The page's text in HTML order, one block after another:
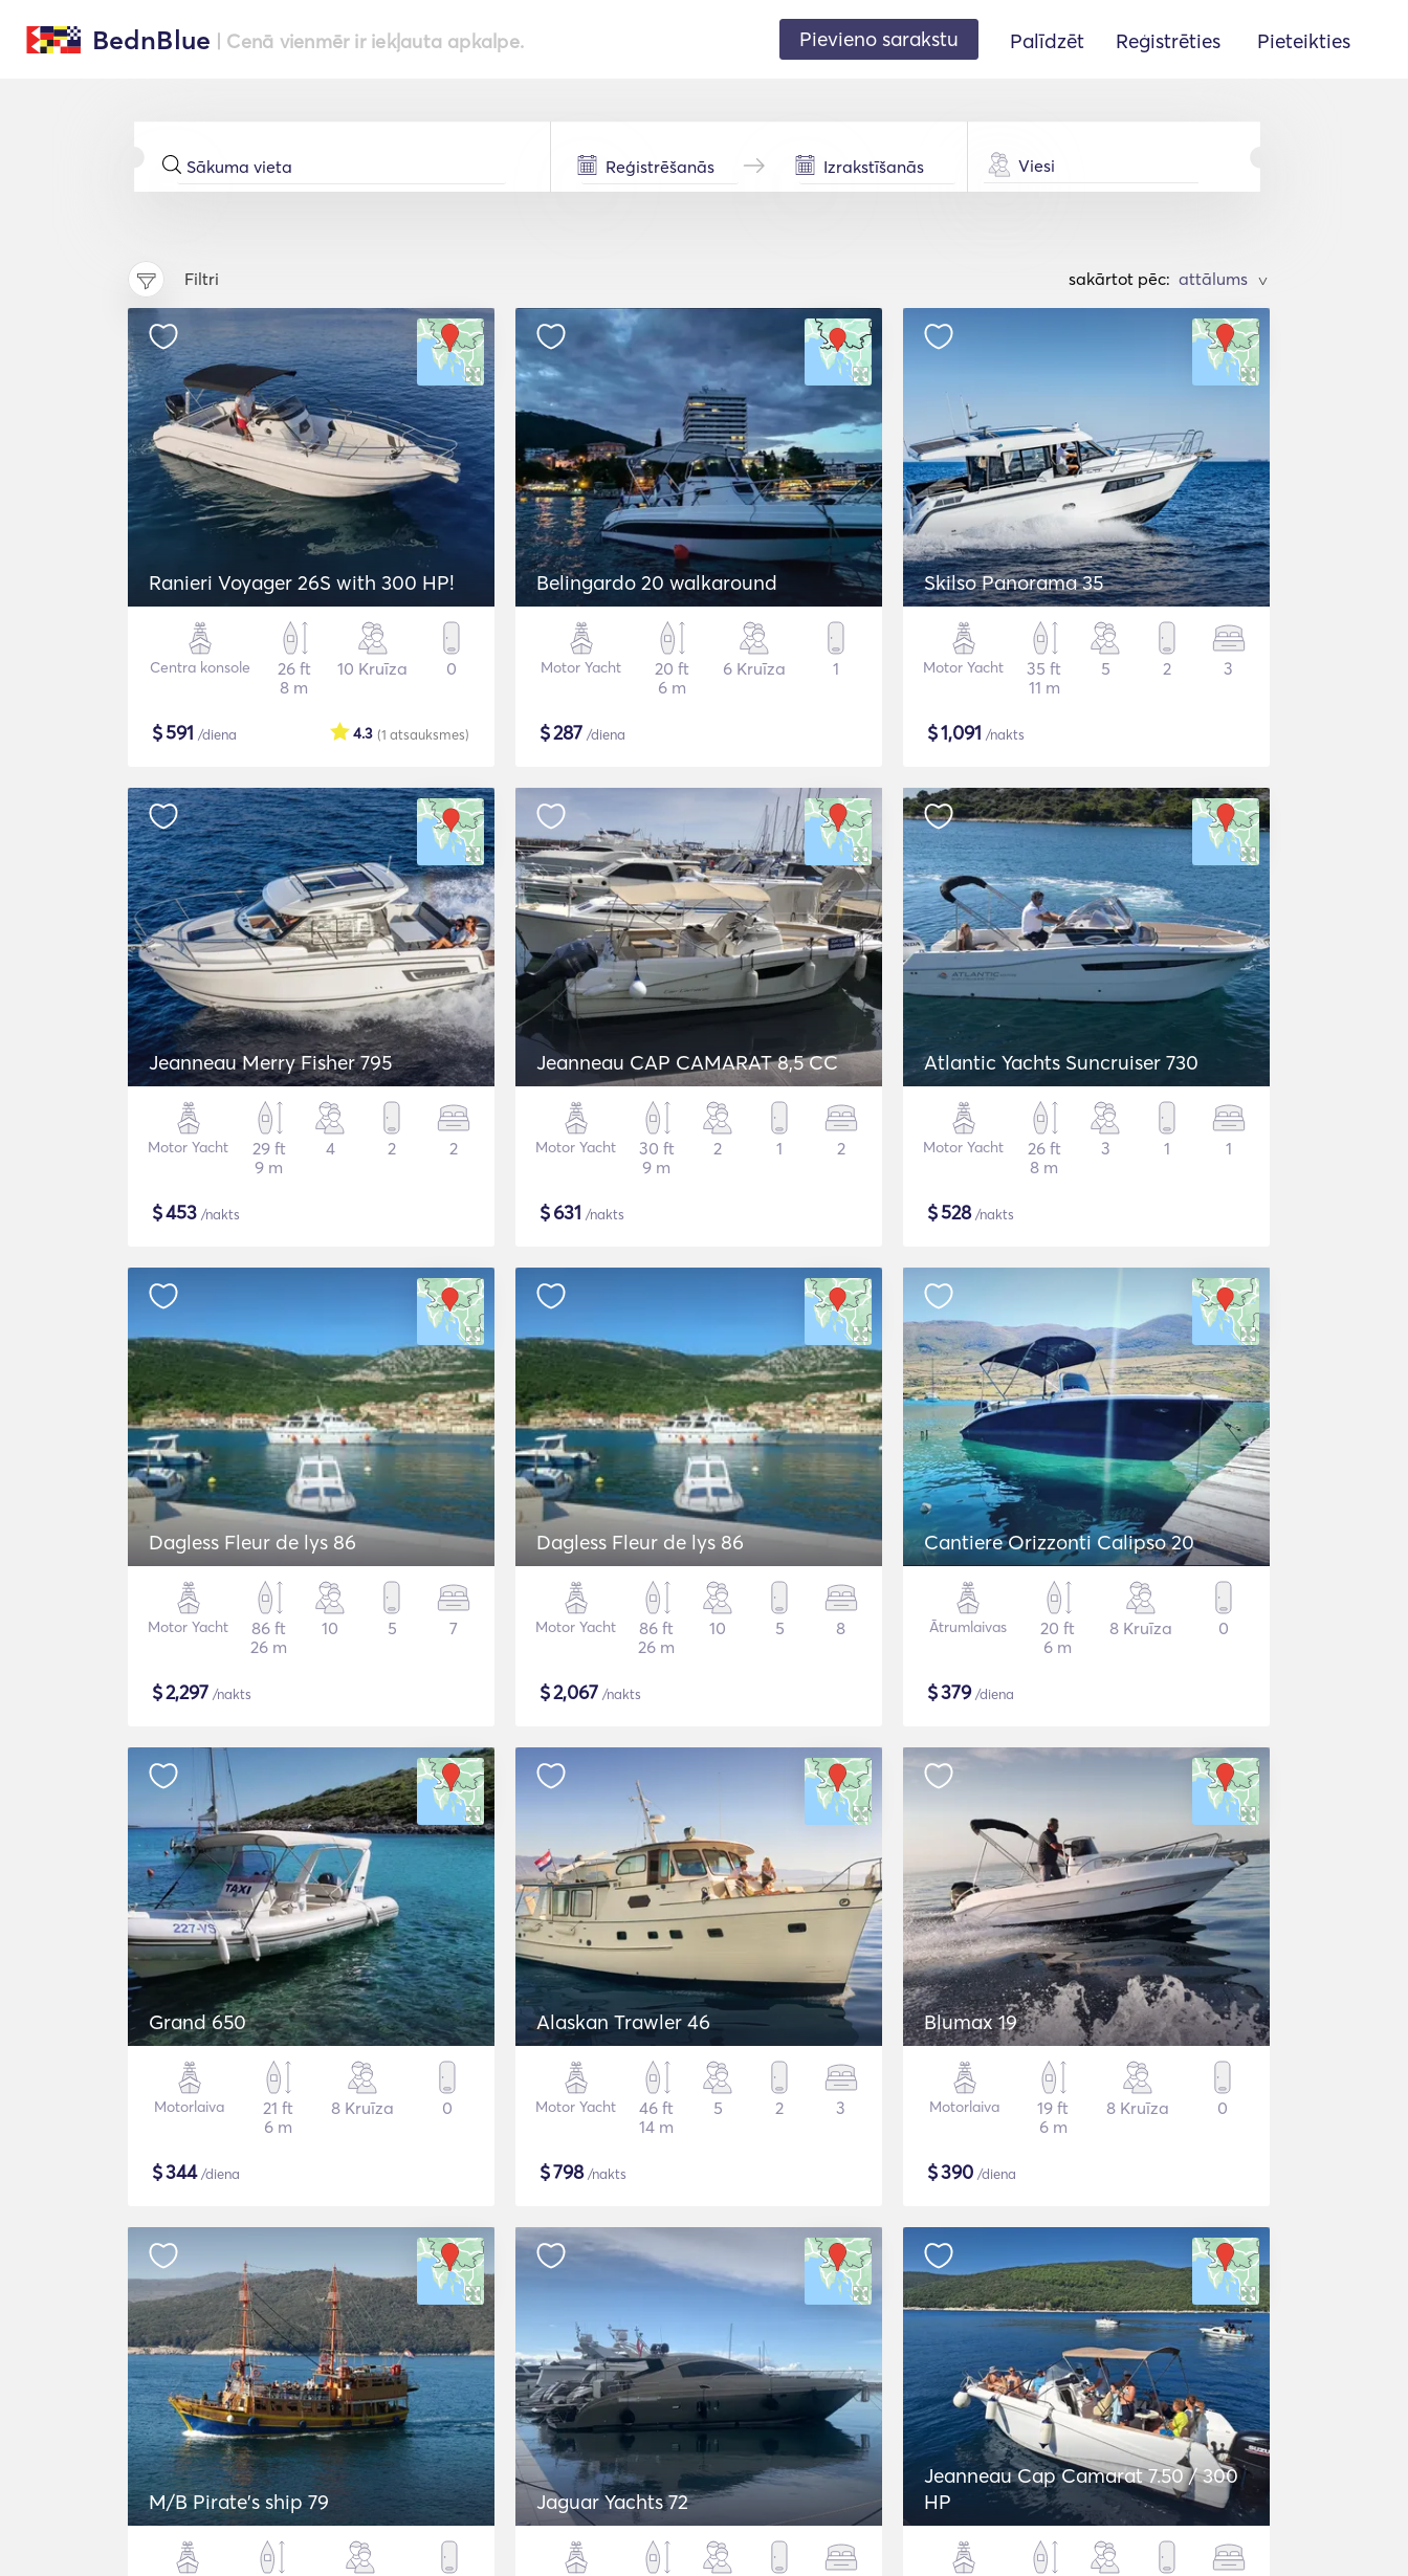
BednBlue | Cenā vienmēr ir iekļauta apkalpe. Pievieno sarakstu Palīdzēt Reģistrēties Pieteikties
Viesi
Filtri sakārtot pēc: >
Ranieri Voyager 26S with 300 HP!
Centra konsole
26 ft
8 m
10 Kruīza 0
$591 /diena (1 atsauksmes)
4.3
Belingardo 20 walkaround
Motor Yacht
20 ft
6 m
6 Kruīza 1
$287 /diena
Skilso Panorama 35
Motor Yacht
35 ft
11 m
5 2 3
$1,091 /nakts
Jeanneau Merry Fisher 795
Motor Yacht
29 ft
9 m
4 2 2
$453 /nakts
Jeanneau CAP CAMARAT 8,5 CC
Motor Yacht
30 ft
9 m
2 1 2
$631 /nakts
Atlantic Yachts Suncruiser 730
Motor Yacht
26 ft
8 m
3 1 1
$528/nakts
Dagless Fleur de lys 86
Motor Yacht
86 ft
26 m
10 5 7
$2,297 /nakts
Dagless Fleur de lys 86
Motor Yacht
86 ft
26 m
10 5 8
$2,067 /nakts
Cantiere Orizzonti Calipso 20
Ātrumlaivas
20 ft
6 m
8 Kruīza 0
$379/diena
Grand 650
Motorlaiva
21 ft
6 m
8 Kruīza 0
$344/diena
Alaskan Trawler 46
Motor Yacht
46 ft
14 m
5 2 3
$798/nakts
Blumax 19
Motorlaiva
19 ft
6 m
8 Kruīza 0
$390 /diena
M/B Pirate's ship 79 Jaguar Yachts 72
Jeanneau Cap Camarat 7.50 / 300
HP